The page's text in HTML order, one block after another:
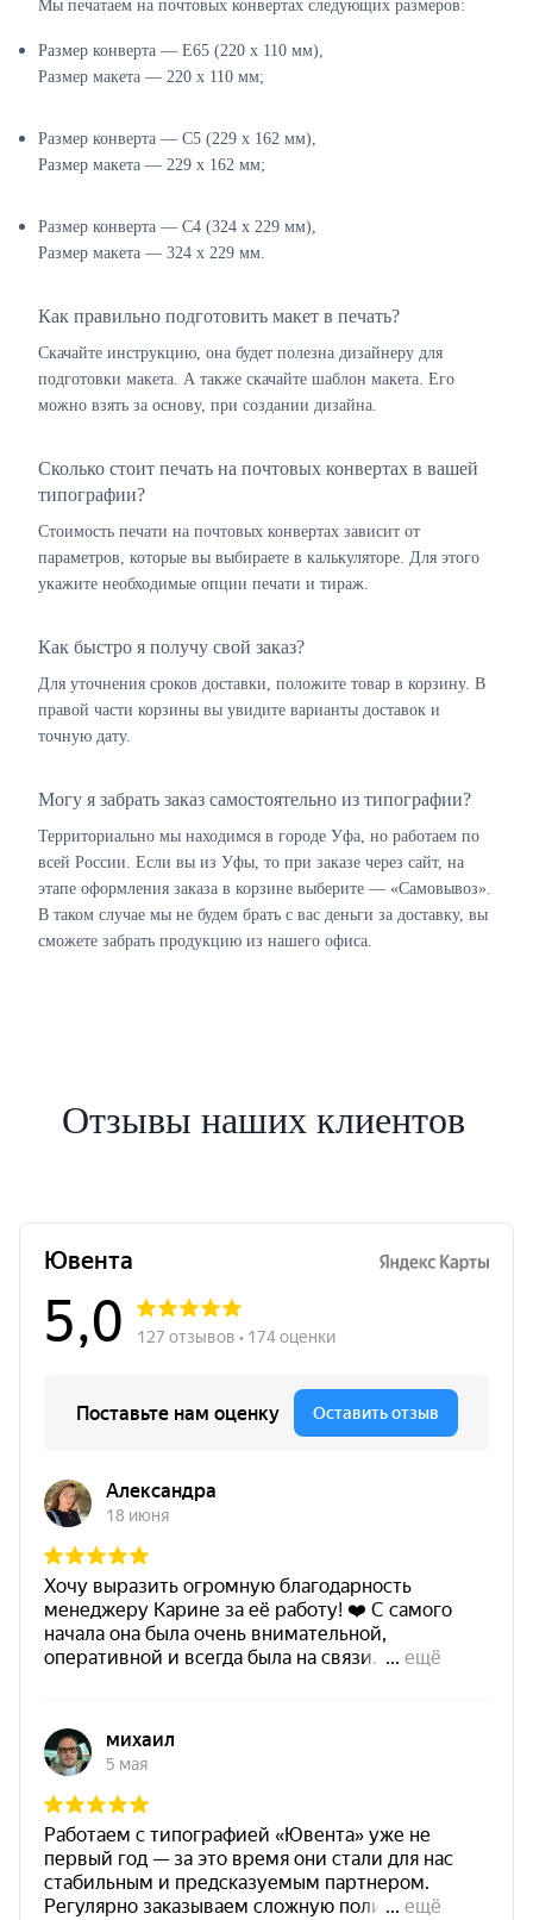
Мы печатаем на почтовых конвертах следующих размеров:
Размер конверта — E65 (220 х 110 мм),
Размер макета — 220 х 110 мм;
Размер конверта — C5 (229 х 162 мм),
Размер макета — 229 х 162 мм;
Размер конверта — C4 (324 х 229 мм),
Размер макета — 324 х 229 мм.
Как правильно подготовить макет в печать?
Скачайте инструкцию, она будет полезна дизайнеру для
подготовки макета. А также скачайте шаблон макета. Его
можно взять за основу, при создании дизайна.
Сколько стоит печать на почтовых конвертах в вашей
типографии?
Стоимость печати на почтовых конвертах зависит от
параметров, которые вы выбираете в калькуляторе. Для этого
укажите необходимые опции печати и тираж.
Как быстро я получу свой заказ?
Для уточнения сроков доставки, положите товар в корзину. В
правой части корзины вы увидите варианты доставок и
точную дату.
Могу я забрать заказ самостоятельно из типографии?
Территориально мы находимся в городе Уфа, но работаем по
всей России. Если вы из Уфы, то при заказе через сайт, на
этапе оформления заказа в корзине выберите — «Самовывоз».
В таком случае мы не будем брать с вас деньги за доставку, вы
сможете забрать продукцию из нашего офиса.
Отзывы наших клиентов